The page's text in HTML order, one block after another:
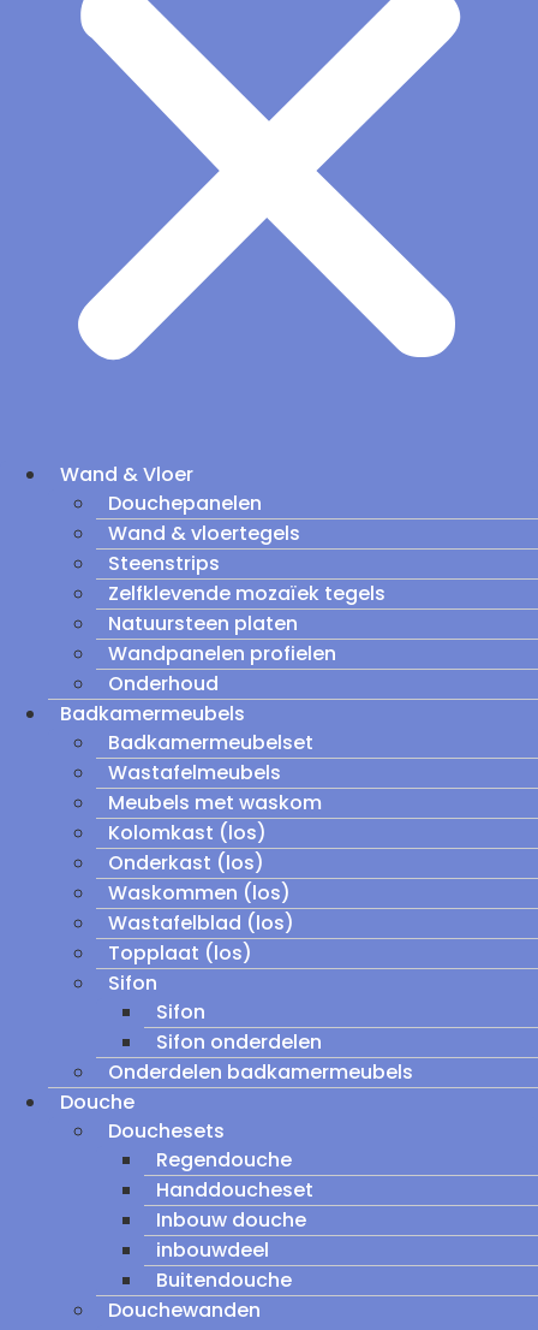
Wand & Vloer
Douchepanelen
Wand & vloertegels
Steenstrips
Zelfklevende mozaïek tegels
Natuursteen platen
Wandpanelen profielen
Onderhoud
Badkamermeubels
Badkamermeubelset
Wastafelmeubels
Meubels met waskom
Kolomkast (los)
Onderkast (los)
Waskommen (los)
Wastafelblad (los)
Topplaat (los)
Sifon
Sifon
Sifon onderdelen
Onderdelen badkamermeubels
Douche
Douchesets
Regendouche
Handdoucheset
Inbouw douche
inbouwdeel
Buitendouche
Douchewanden